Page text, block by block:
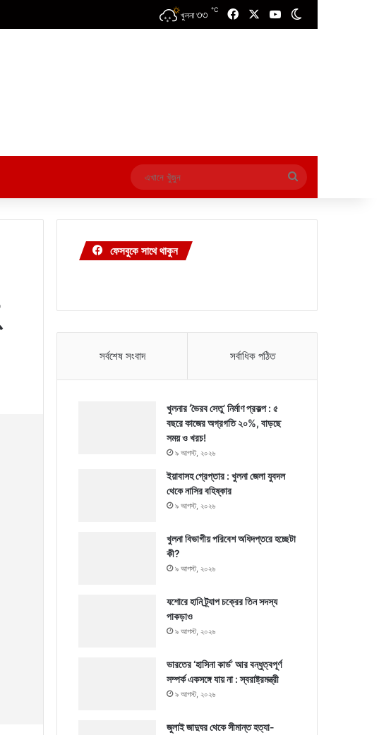
খুলনা ৩৩ ℃ FacebookYouTube
এখানে
খুঁজুন
ফেসবুকে সাথে থাকুন
সর্বশেষ সংবাদ সর্বাধিক পঠিত
খুলনার ‘ভৈরব সেতু’ নির্মাণ প্রকল্প : ৫
বছরে কাজের অগ্রগতি ২০%, বাড়ছে
সময় ও খরচ!
৯ আগস্ট, ২০২৬
ইয়াবাসহ গ্রেপ্তার : খুলনা জেলা যুবদল
থেকে নাসির বহিষ্কার
৯ আগস্ট, ২০২৬
খুলনা বিভাগীয় পরিবেশ অধিদপ্তরে হচ্ছেটা
কী?
৯ আগস্ট, ২০২৬
যশোরে হানি ট্র্যাপ চক্রের তিন সদস্য
পাকড়াও
৯ আগস্ট, ২০২৬
ভারতের ‘হাসিনা কার্ড’ আর বন্ধুত্বপূর্ণ
সম্পর্ক একসঙ্গে যায় না : স্বরাষ্ট্রমন্ত্রী
৯ আগস্ট, ২০২৬
জুলাই জাদুঘর থেকে সীমান্ত হত্যা-